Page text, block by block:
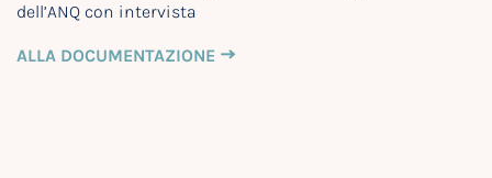
dell’ANQ con intervista
ALLA DOCUMENTAZIONE